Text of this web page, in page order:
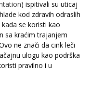
) ispitivali su uticaj
kod zdravih odraslih
se koristi kao
sa kraćim trajanjem
ne znači da cink leči
ulogu kao podrška
pravilno i u